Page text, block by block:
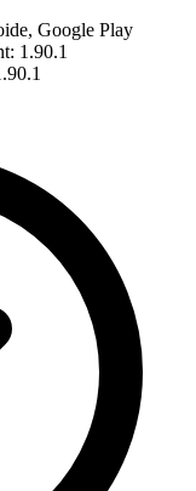
Google Play
1.90.1